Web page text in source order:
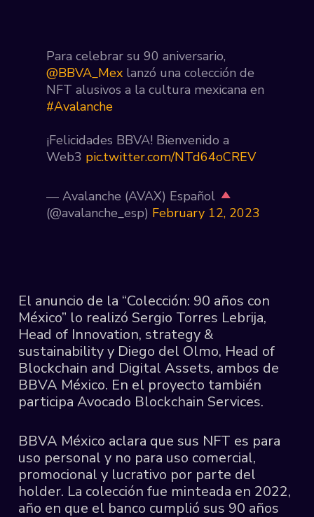
Para celebrar su 90 aniversario,
@BBVA_Mex lanzó una colección de
NFT alusivos a la cultura mexicana en
#Avalanche
¡Felicidades BBVA! Bienvenido a
Web3 pic.twitter.com/NTd64oCREV
— Avalanche (AVAX) Español
(@avalanche_esp) February 12, 2023
El anuncio de la “Colección: 90 años con
México” lo realizó Sergio Torres Lebrija,
Head of Innovation, strategy &
sustainability y Diego del Olmo, Head of
Blockchain and Digital Assets, ambos de
BBVA México. En el proyecto también
participa Avocado Blockchain Services.
BBVA México aclara que sus NFT es para
uso personal y no para uso comercial,
promocional y lucrativo por parte del
holder. La colección fue minteada en 2022,
año en que el banco cumplió sus 90 años